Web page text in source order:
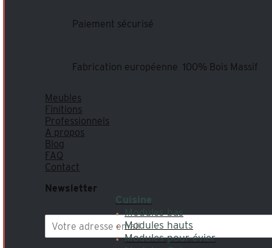
Cuisine
Modules bas
Modules hauts
Modules pour évier
Paiement sécurisé
Fabrication européenne 100% Bois Massif
Meubles
Finitions
Professionnels
A propos
Blog
FAQ
Contact
Newsletter